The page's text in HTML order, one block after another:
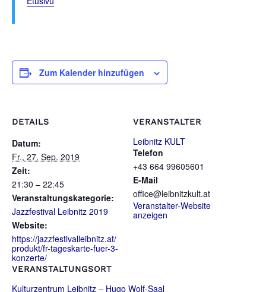
Zum Kalender hinzufügen
DETAILS
Datum:
Fr., 27. Sep. 2019
Zeit:
21:30 – 22:45
Veranstaltungskategorie:
Jazzfestival Leibnitz 2019
Website:
https://jazzfestivalleibnitz.at/
produkt/fr-tageskarte-fuer-3-
konzerte/
VERANSTALTUNGSORT
Kulturzentrum Leibnitz – Hugo Wolf-Saal
VERANSTALTER
Leibnitz KULT
Telefon
+43 664 99605601
E-Mail
office@leibnitzkult.at
Veranstalter-Website
anzeigen